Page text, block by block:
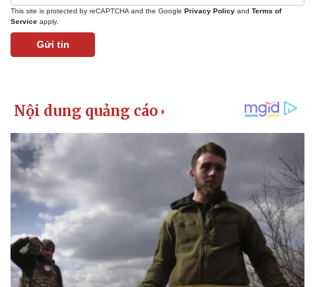
This site is protected by reCAPTCHA and the Google Privacy Policy and Terms of
Service apply.
Gửi tin